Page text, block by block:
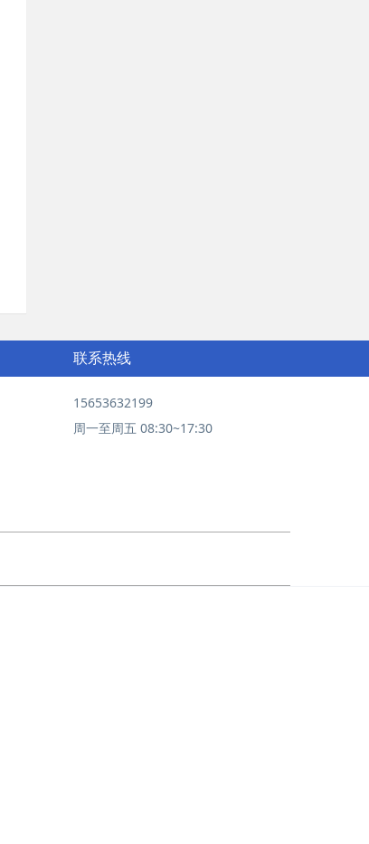
联系热线
15653632199
周一至周五 08:30~17:30